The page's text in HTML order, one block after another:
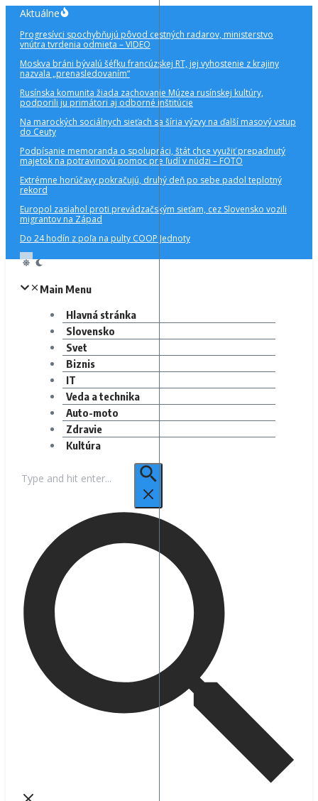
Preskočiť
obsah
Aktuálne
Progresívci spochybňujú pôvod cestných radarov, ministerstvo
vnútra tvrdenia odmieta – VIDEO
Moskva bráni bývalú šéfku francúzskej RT, jej vyhostenie z krajiny
nazvala „prenasledovaním“
Rusínska komunita žiada zachovanie Múzea rusínskej kultúry,
podporili ju primátori aj odborné inštitúcie
Na marockých sociálnych sieťach sa šíria výzvy na ďalší masový vstup
do Ceuty
Podpísanie memoranda o spolupráci, štát chce využiť prepadnutý
majetok na potravinovú pomoc pre ľudí v núdzi – FOTO
Extrémne horúčavy pokračujú, druhý deň po sebe padol teplotný
rekord
Europol zasiahol proti prevádzačským sieťam, cez Slovensko vozili
migrantov na Západ
Do 24 hodín z poľa na pulty COOP Jednoty
Main Menu
Hlavná stránka
Slovensko
Svet
Biznis
IT
Veda a technika
Auto-moto
Zdravie
Kultúra